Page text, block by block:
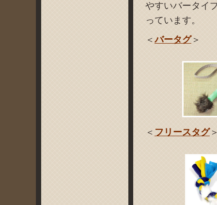
やすいバータイ
っています。
＜バータグ＞
＜ フリースタグ